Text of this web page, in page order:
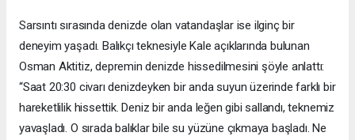
Sarsıntı sırasında denizde olan vatandaşlar ise ilginç bir
deneyim yaşadı. Balıkçı teknesiyle Kale açıklarında bulunan
Osman Aktitiz, depremin denizde hissedilmesini şöyle anlattı:
“Saat 20:30 civarı denizdeyken bir anda suyun üzerinde farklı bir
hareketlilik hissettik. Deniz bir anda leğen gibi sallandı, teknemiz
yavaşladı. O sırada balıklar bile su yüzüne çıkmaya başladı. Ne